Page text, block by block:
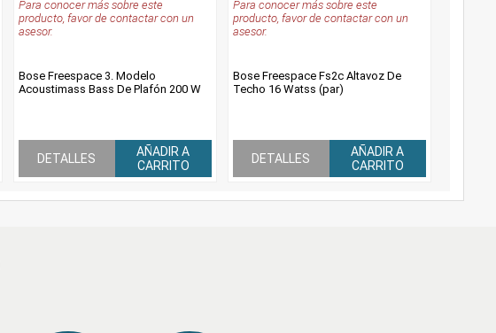
Para conocer más sobre este
producto, favor de contactar con un
asesor.
Bose Freespace 3. Modelo
Acoustimass Bass De Plafón 200 W
DETALLES
AÑADIR A
CARRITO
Para conocer más sobre este
producto, favor de contactar con un
asesor.
Bose Freespace Fs2c Altavoz De
Techo 16 Watss (par)
DETALLES
AÑADIR A
CARRITO